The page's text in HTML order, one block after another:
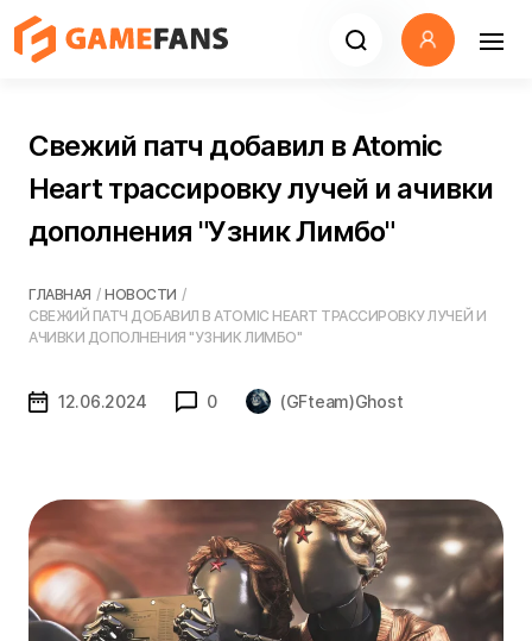
Свежий патч добавил в Atomic
Heart трассировку лучей и ачивки
дополнения "Узник Лимбо"
ГЛАВНАЯ / НОВОСТИ /
СВЕЖИЙ ПАТЧ ДОБАВИЛ В ATOMIC HEART ТРАССИРОВКУ ЛУЧЕЙ И
АЧИВКИ ДОПОЛНЕНИЯ "УЗНИК ЛИМБО"
12.06.2024 0 (GFteam)Ghost